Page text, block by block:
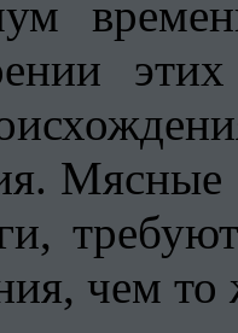
Мясные
чем то